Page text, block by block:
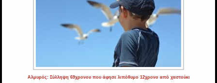
Αλμυρός: Σύλληψη 69χρονου που άφησε λιπόθυμο 12χρονο από χαστούκι